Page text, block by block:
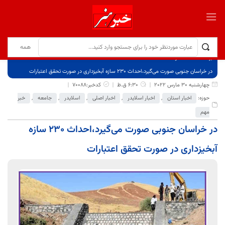
برگ نخست
نوشته‌ها
در خراسان جنوبی صورت می‌گیرد،احداث ۲۳۰ سازه‌ آبخیزداری در صورت تحقق اعتبارات
چهارشنبه 30 مارس 2022
6:30 ق.ظ
کدخبر:70088
حوزه:
اخبار استان , اخبار اسلایدر , اخبار اصلی , اسلایدر , جامعه ,
خبر
مهم
در خراسان جنوبی صورت می‌گیرد،احداث ۲۳۰ سازه‌
آبخیزداری در صورت تحقق اعتبارات